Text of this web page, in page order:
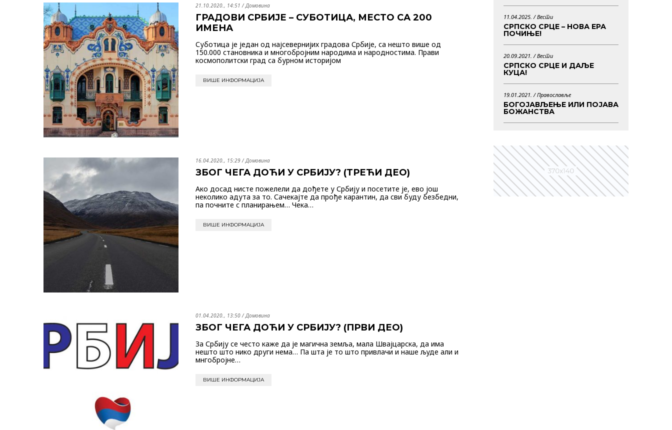
21.10.2020., 14:51 /Домовина
ГРАДОВИ СРБИЈЕ – СУБОТИЦА, МЕСТО СА 200
ИМЕНА
Суботица је један од најсевернијих градова Србије, са нешто више од
150.000 становника и многобројним народима и народностима. Прави
космополитски град са бурном историјом
ВИШЕ ИНФОРМАЦИЈА
16.04.2020., 15:29/Домовина
ЗБОГ ЧЕГА ДОЋИ У СРБИЈУ? (ТРЕЋИ ДЕО)
Ако досад нисте пожелели да дођете у Србију и посетите је, ево још
неколико адута за то. Сачекајте да прође карантин, да сви буду безбедни,
па почните с планирањем… Чека…
ВИШЕ ИНФОРМАЦИЈА
01.04.2020., 13:50/Домовина
ЗБОГ ЧЕГА ДОЋИ У СРБИЈУ? (ПРВИ ДЕО)
За Србију се често каже да је магична земља, мала Швајцарска, да има
нешто што нико други нема… Па шта је то што привлачи и наше људе али и
мнгобројне…
ВИШЕ ИНФОРМАЦИЈА
11.04.2025. /Вести
СРПСКО СРЦЕ – НОВА ЕРА
ПОЧИЊЕ!
20.09.2021. /Вести
СРПСКО СРЦЕ И ДАЉЕ
КУЦА!
19.01.2021. /Православље
БОГОЈАВЉЕЊЕ ИЛИ ПОЈАВА
БОЖАНСТВА